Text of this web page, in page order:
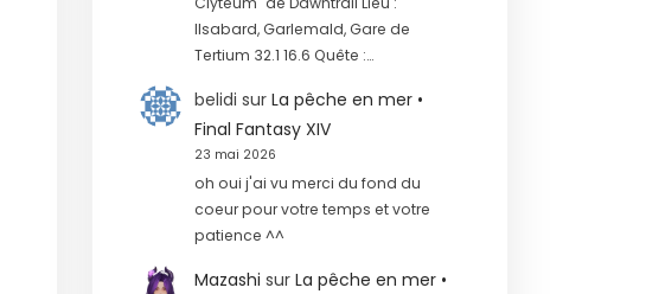
Ilsabard, Garlemald, Gare de
Tertium 32.1 16.6 Quête :…
belidi sur La pêche en mer •
Final Fantasy XIV
23 mai 2026
oh oui j'ai vu merci du fond du
coeur pour votre temps et votre
patience ^^
Mazashi sur La pêche en mer •